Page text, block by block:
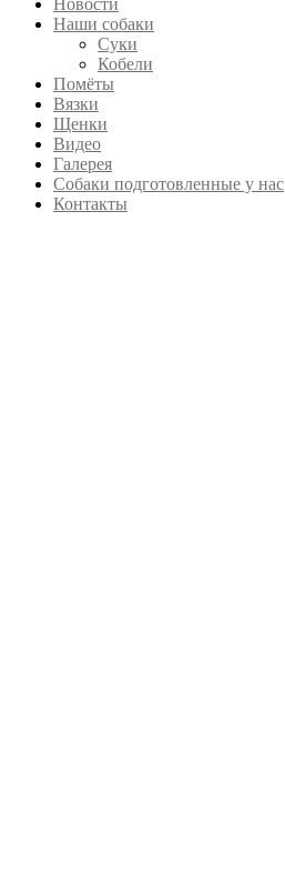
Новости
Наши собаки
Суки
Кобели
Помёты
Вязки
Щенки
Видео
Галерея
Собаки подготовленные у нас
Контакты